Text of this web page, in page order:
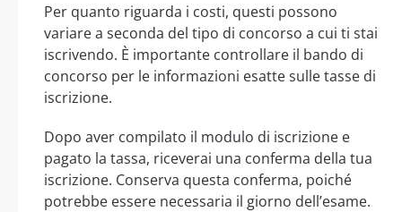
Per quanto riguarda i costi, questi possono
variare a seconda del tipo di concorso a cui ti stai
iscrivendo. È importante controllare il bando di
concorso per le informazioni esatte sulle tasse di
iscrizione.
Dopo aver compilato il modulo di iscrizione e
pagato la tassa, riceverai una conferma della tua
iscrizione. Conserva questa conferma, poiché
potrebbe essere necessaria il giorno dell’esame.